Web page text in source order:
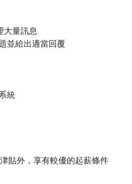
大量訊息
並給出適當回覆
統
貼外，享有較優的起薪條件